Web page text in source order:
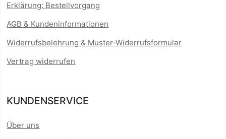
Erklärung: Bestellvorgang
AGB & Kundeninformationen
Widerrufsbelehrung & Muster-Widerrufsformular
Vertrag widerrufen
KUNDENSERVICE
Über uns